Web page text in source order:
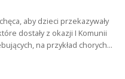
aby dzieci przekazywały
dostały z okazji I Komunii
na przykład chorych…